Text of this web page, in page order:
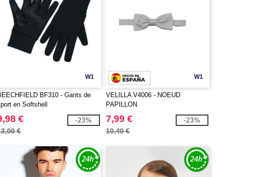
W1
BF310 - Gants de
en Softshell
€
€
-23%
W1
VELILLA V4006 - NOEUD
PAPILLON
7,99 €
10,40 €
-23%